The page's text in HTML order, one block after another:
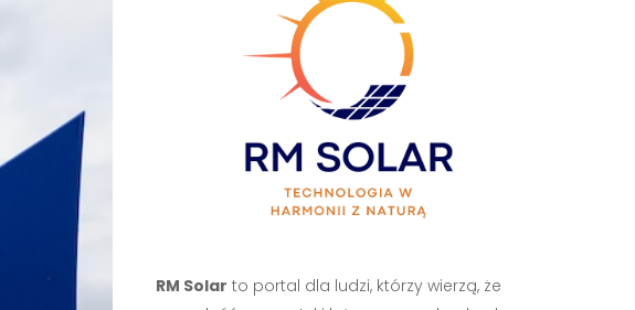
RM Solar to portal dla ludzi, którzy wierzą, że